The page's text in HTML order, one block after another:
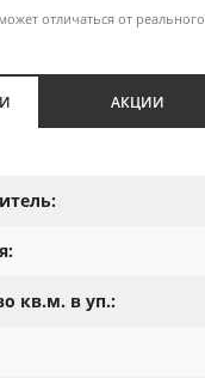
отличаться от реального
АКЦИИ
кв.м. в уп.: